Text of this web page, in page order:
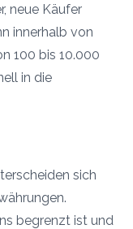
neue Käufer
innerhalb von
100 bis 10.000
in die
sich
begrenzt ist und